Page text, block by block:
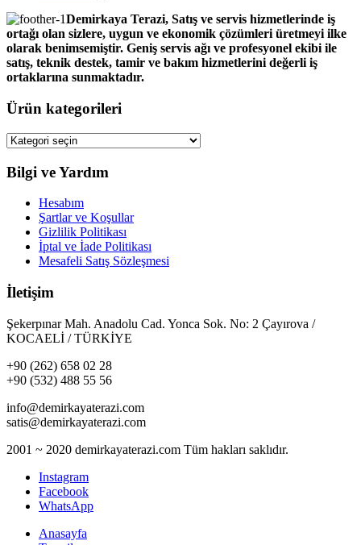
Demirkaya Terazi, Satış ve servis hizmetlerinde iş
ortağı olan sizlere, uygun ve ekonomik çözümleri üretmeyi ilke
olarak benimsemiştir. Geniş servis ağı ve profesyonel ekibi ile
satış, teknik destek, tamir ve bakım hizmetlerini değerli iş
ortaklarına sunmaktadır.
Ürün kategorileri
Bilgi ve Yardım
Hesabım
Şartlar ve Koşullar
Gizlilik Politikası
İptal ve İade Politikası
Mesafeli Satış Sözleşmesi
İletişim
Şekerpınar Mah. Anadolu Cad. Yonca Sok. No: 2 Çayırova /
KOCAELİ / TÜRKİYE
+90 (262) 658 02 28
+90 (532) 488 55 56
info@demirkayaterazi.com
satis@demirkayaterazi.com
2001 ~ 2020 demirkayaterazi.com Tüm hakları saklıdır.
Instagram
Facebook
WhatsApp
Anasayfa